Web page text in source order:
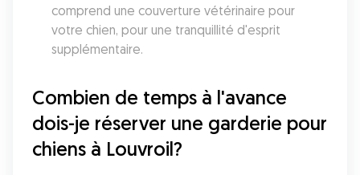
comprend une couverture vétérinaire pour
votre chien, pour une tranquillité d'esprit
supplémentaire.
Combien de temps à l'avance
dois-je réserver une garderie pour
chiens à Louvroil?